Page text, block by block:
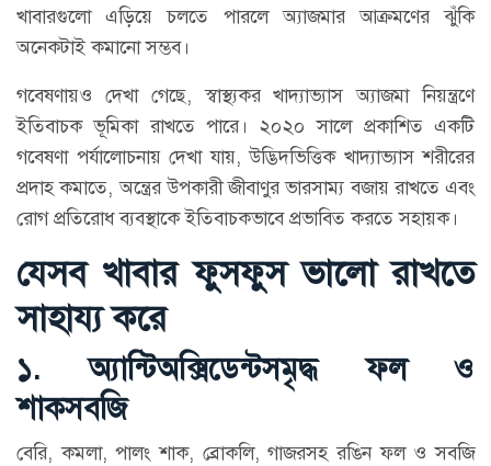
খাবারগুলো এড়িয়ে চলতে পারলে অ্যাজমার আক্রমণের ঝুঁকি
অনেকটাই কমানো সম্ভব।
গবেষণায়ও দেখা গেছে, স্বাস্থ্যকর খাদ্যাভ্যাস অ্যাজমা নিয়ন্ত্রণে
ইতিবাচক ভূমিকা রাখতে পারে। ২০২০ সালে প্রকাশিত একটি
গবেষণা পর্যালোচনায় দেখা যায়, উদ্ভিদভিত্তিক খাদ্যাভ্যাস শরীরের
প্রদাহ কমাতে, অন্ত্রের উপকারী জীবাণুর ভারসাম্য বজায় রাখতে এবং
রোগ প্রতিরোধ ব্যবস্থাকে ইতিবাচকভাবে প্রভাবিত করতে সহায়ক।
যেসব খাবার ফুসফুস ভালো রাখতে
সাহায্য করে
১. অ্যান্টিঅক্সিডেন্টসমৃদ্ধ ফল ও
শাকসবজি
বেরি, কমলা, পালং শাক, ব্রোকলি, গাজরসহ রঙিন ফল ও সবজি